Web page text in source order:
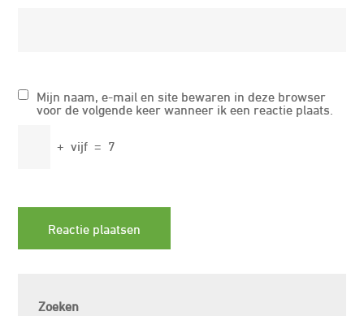
Mijn naam, e-mail en site bewaren in deze browser
voor de volgende keer wanneer ik een reactie plaats.
+ vijf = 7
Zoeken